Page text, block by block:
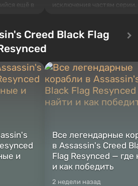
ещё в
Майкла,
исключения частям серии.
Оно же, по задумке
Vault-Tec, должно
Место действия Fallout...
Creed Black Flag
и
Все легендарные
в Assassin's Creed
Flag Resynced — где
и как победить
2 недели назад